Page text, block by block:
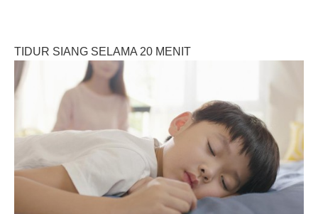
TIDUR SIANG SELAMA 20 MENIT